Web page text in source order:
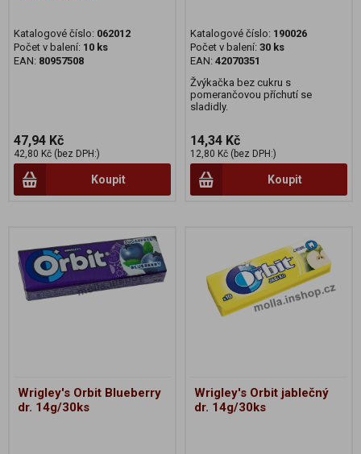
Katalogové číslo: 062012
Počet v balení: 10 ks
EAN: 80957508
47,94 Kč
42,80 Kč (bez DPH:)
Koupit
Katalogové číslo: 190026
Počet v balení: 30 ks
EAN: 42070351
Žvýkačka bez cukru s
pomerančovou příchutí se
sladidly.
14,34 Kč
12,80 Kč (bez DPH:)
Koupit
Wrigley's Orbit Blueberry
dr. 14g/30ks
Wrigley's Orbit jablečný
dr. 14g/30ks